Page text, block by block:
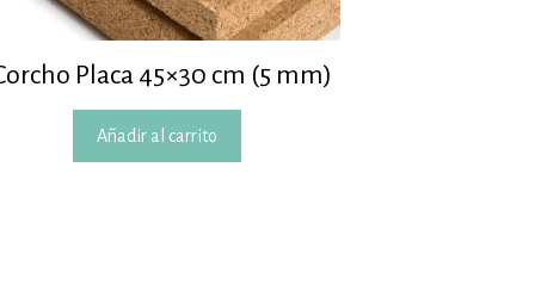
Placa 45×30 cm (5 mm)
Añadir al carrito